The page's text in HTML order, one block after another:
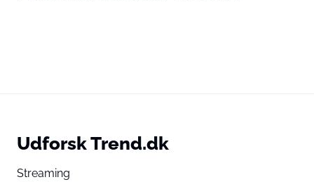
Udforsk Trend.dk
Streaming